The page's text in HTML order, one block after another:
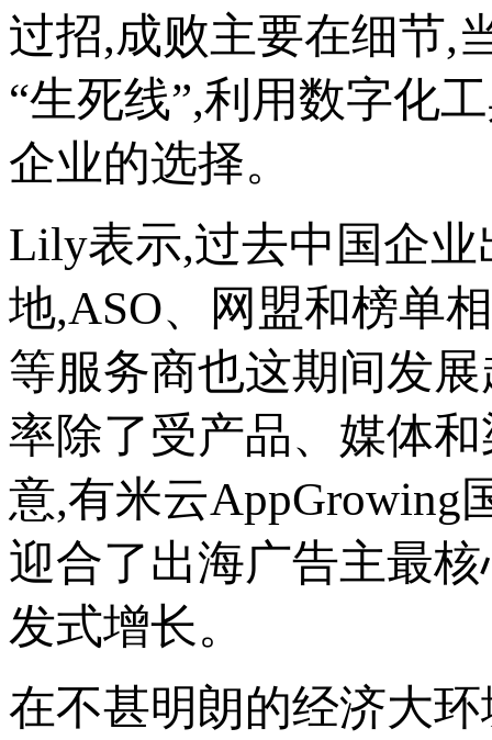
过招,成败主要在细节,
“生死线”,利用数字化
企业的选择。
Lily表示,过去中国企
地,ASO、网盟和榜单
等服务商也这期间发
率除了受产品、媒体
意,有米云AppGrowing
迎合了出海广告主最
发式增长。
在不甚明朗的经济大